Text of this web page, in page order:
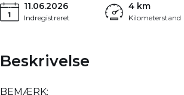
Indregistreret
11.06.2026
Kilometerstand
4 km
Beskrivelse
BEMÆRK: